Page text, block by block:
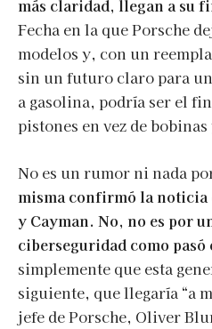
más claridad, llegan a su
Fecha en la que Porsche
modelos y, con un
sin un futuro claro para
a gasolina, podría ser el
pistones en vez de
No es un rumor ni nada
misma confirmó la noticia
y Cayman. No, no es por
ciberseguridad como pasó
simplemente que esta
siguiente, que llegaría “a
jefe de Porsche, Oliver